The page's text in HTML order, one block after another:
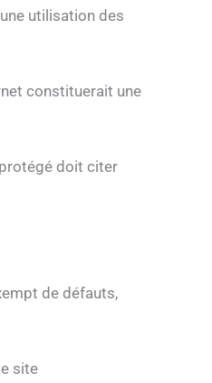
utilisation des
constituerait une
doit citer
de défauts,
site